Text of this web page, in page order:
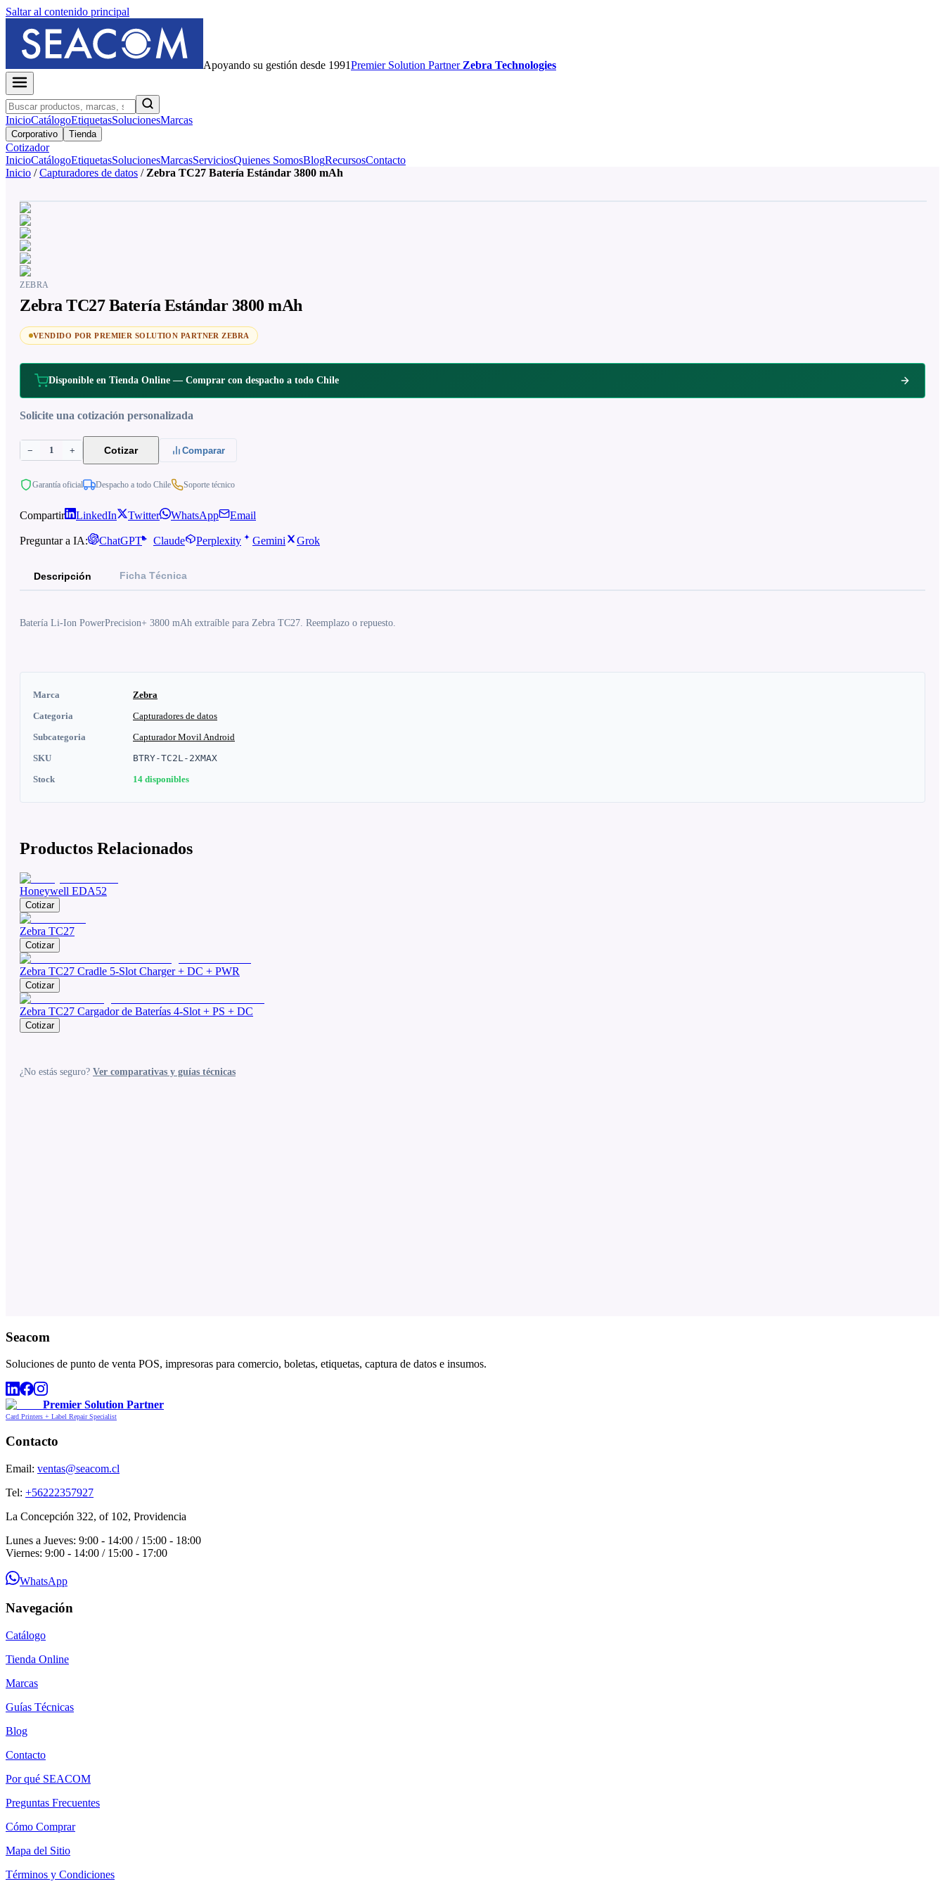
Saltar al contenido principal
Apoyando su gestión desde 1991PremierSolution Partner Zebra Technologies
InicioCatálogoEtiquetasSolucionesMarcas
Corporativo Tienda
Cotizador
InicioCatálogoEtiquetasSolucionesMarcasServiciosQuienes SomosBlogRecursosContacto
Inicio / Capturadores de datos / Zebra TC27 Batería Estándar 3800 mAh
ZEBRA
Zebra TC27 Batería Estándar 3800 mAh
VENDIDO POR PREMIER SOLUTION PARTNER ZEBRA
Disponible en Tienda Online — Comprar con despacho a todo Chile
Solicite una cotización personalizada
− 1 + Cotizar Comparar
Garantía oficial Despacho a todo Chile Soporte técnico
Compartir LinkedIn Twitter WhatsApp Email
Preguntar a IA: ChatGPT Claude Perplexity Gemini Grok
Descripción Ficha Técnica
Batería Li-Ion PowerPrecision+ 3800 mAh extraíble para Zebra TC27. Reemplazo o repuesto.
Marca
Zebra
Categoria
Capturadores de datos
Subcategoria
Capturador Movil Android
SKU
BTRY-TC2L-2XMAX
Stock
14 disponibles
Productos Relacionados
Honeywell EDA52
Cotizar
Zebra TC27
Cotizar
Zebra TC27 Cradle 5-Slot Charger + DC + PWR
Cotizar
Zebra TC27 Cargador de Baterías 4-Slot + PS + DC
Cotizar
¿No estás seguro? Ver comparativas y guías técnicas
Seacom
Soluciones de punto de venta POS, impresoras para comercio, boletas, etiquetas, captura de datos e insumos.
Premier Solution Partner
Card Printers + Label Repair Specialist
Contacto
Email: ventas@seacom.cl
Tel: +56222357927
La Concepción 322, of 102, Providencia
Lunes a Jueves: 9:00 - 14:00 / 15:00 - 18:00
Viernes: 9:00 - 14:00 / 15:00 - 17:00
WhatsApp
Navegación
Catálogo
Tienda Online
Marcas
Guías Técnicas
Blog
Contacto
Por qué SEACOM
Preguntas Frecuentes
Cómo Comprar
Mapa del Sitio
Términos y Condiciones